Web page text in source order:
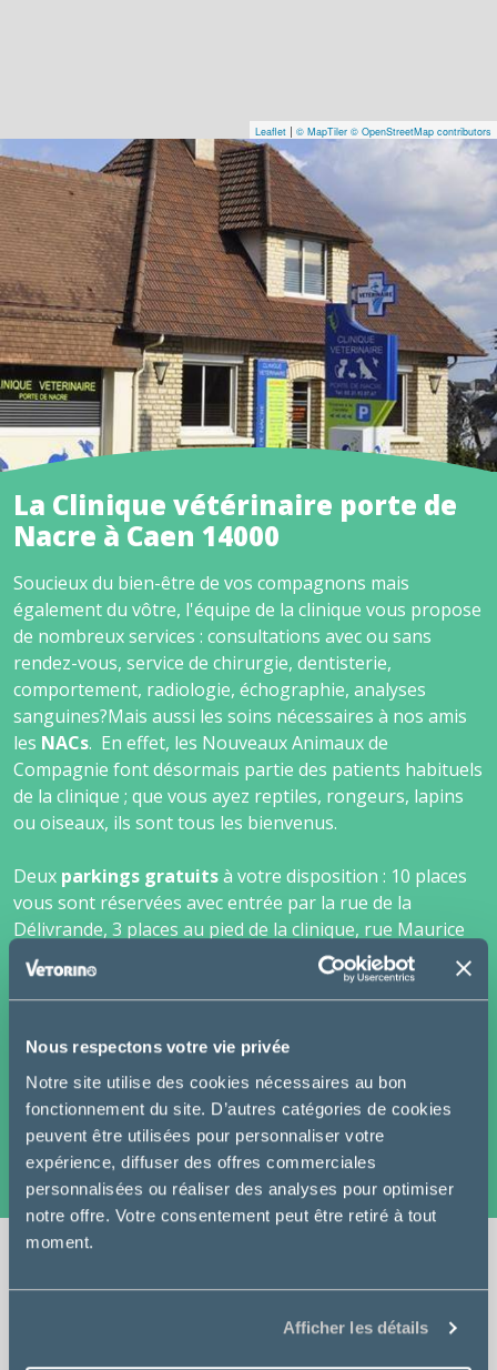
Nous respectons votre vie privée
Notre site utilise des cookies nécessaires au bon
fonctionnement du site. D’autres catégories de cookies
peuvent être utilisées pour personnaliser votre
expérience, diffuser des offres commerciales
personnalisées ou réaliser des analyses pour optimiser
notre offre. Votre consentement peut être retiré à tout
moment.
Afficher les détails
Leaflet | © MapTiler © OpenStreetMap contributors
La Clinique vétérinaire porte de
Nacre à Caen 14000
Soucieux du bien-être de vos compagnons mais
également du vôtre, l'équipe de la clinique vous propose
de nombreux services : consultations avec ou sans
rendez-vous, service de chirurgie, dentisterie,
comportement, radiologie, échographie, analyses
sanguines?Mais aussi les soins nécessaires à nos amis
les NACs. En effet, les Nouveaux Animaux de
Compagnie font désormais partie des patients habituels
de la clinique ; que vous ayez reptiles, rongeurs, lapins
ou oiseaux, ils sont tous les bienvenus.
Deux parkings gratuitsà votre disposition : 10 places
vous sont réservées avec entrée par la rue de la
Délivrande, 3 places au pied de la clinique, rue Maurice
Souriau.
Notre équipe est là pour satisfaire vos attentes,
prendre en compte vos remarques afin d'améliorer nos
prestations.
Nous vous souhaitons la bienvenue dans notre clinique,
et ferons toujours le maximum pour que vous vous y
sentiez chez vous.
Consultation